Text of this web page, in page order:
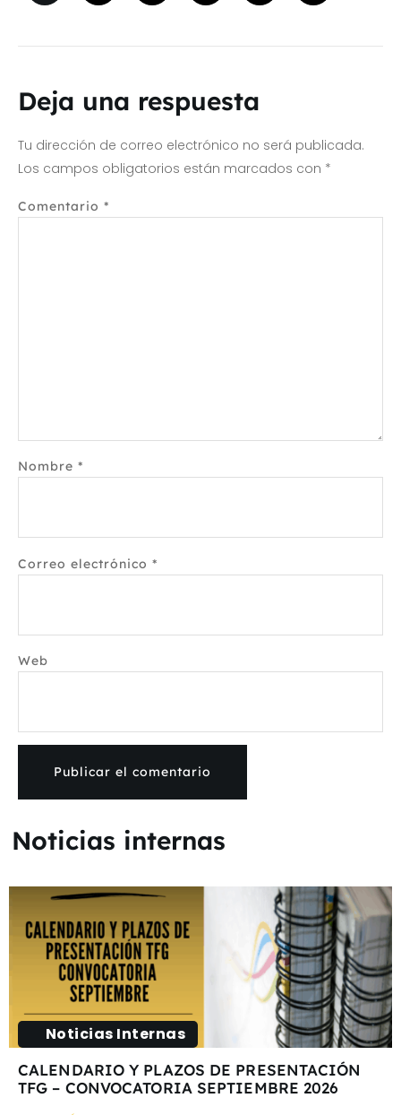
Deja una respuesta
Tu dirección de correo electrónico no será publicada.
Los campos obligatorios están marcados con *
Comentario *
Nombre *
Correo electrónico *
Web
Noticias internas
Noticias Internas
CALENDARIO Y PLAZOS DE PRESENTACIÓN
TFG – CONVOCATORIA SEPTIEMBRE 2026